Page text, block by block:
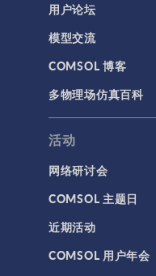
用户论坛
模型交流
COMSOL 博客
多物理场仿真百科
活动
网络研讨会
COMSOL 主题日
近期活动
COMSOL 用户年会